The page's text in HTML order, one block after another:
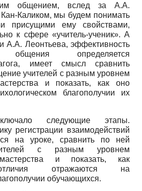
общением, вслед за А.А.
Каликом, мы будем понимать
присущими ему свойствами,
к сфере «учитель-ученик». А
А.А. Леонтьева, эффективность
общения определяется
имеет смысл сравнить
учителей с разным уровнем
и показать, как оно
благополучии их
следующие этапы.
регистрации взаимодействий
на уроке, сравнить по ней
с разным уровнем
мастерства и показать, как
отражаются на
обучающихся.